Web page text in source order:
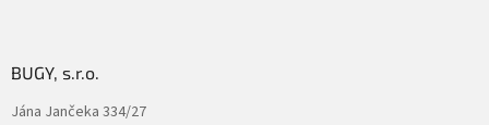
BUGY, s.r.o.
Jána Jančeka 334/27